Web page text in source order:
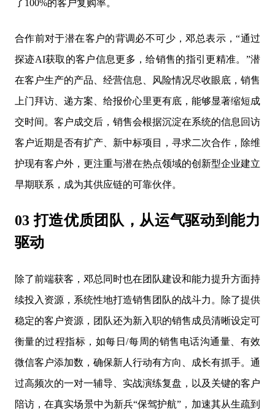
了100%的客户复购率。
合作前对于潜在客户的背调必不可少，邓总表示，“通过
探迹AI获取的客户信息更多，给销售的指引更精准。”潜
在客户生产的产品、经营信息、风险情况尽收眼底，销售
上门拜访、递方案、给报价心里更有底，能够显著缩短成
交时间。客户成交后，销售会根据沉淀在系统的信息回访
客户近期是否有扩产、新中标项目，寻求二次合作，除维
护现有客户外，更注重与潜在热点领域的创新型企业建立
早期联系，成为其供应链的可靠伙伴。
03 打造优质团队，从运气驱动到能力
驱动
除了前端获客，邓总同时也在团队建设和能力提升方面持
续投入资源，系统性地打造销售团队的战斗力。除了提供
稳定的客户资源，团队还为新入职的销售成员清晰设定可
衡量的过程指标，如每日/每周的销售电话沟通量、有效
微信客户添加数，确保新人行动有方向、成长有抓手。通
过高频次的一对一辅导、实战演练复盘，以及关键的客户
陪访，在真实场景中为新兵“保驾护航”，加速其从生疏到